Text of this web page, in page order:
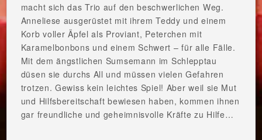
macht sich das Trio auf den beschwerlichen Weg.
Anneliese ausgerüstet mit ihrem Teddy und einem
Korb voller Äpfel als Proviant, Peterchen mit
Karamelbonbons und einem Schwert – für alle Fälle.
Mit dem ängstlichen Sumsemann im Schlepptau
düsen sie durchs All und müssen vielen Gefahren
trotzen. Gewiss kein leichtes Spiel! Aber weil sie Mut
und Hilfsbereitschaft bewiesen haben, kommen ihnen
gar freundliche und geheimnisvolle Kräfte zu Hilfe…